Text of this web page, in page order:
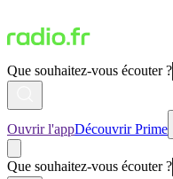
Que souhaitez-vous écouter ?
Ouvrir l'appDécouvrir Prime
Que souhaitez-vous écouter ?